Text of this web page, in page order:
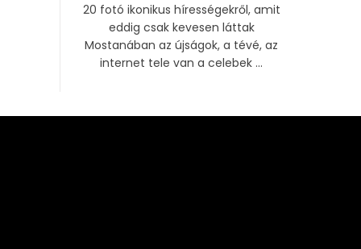
20 fotó ikonikus hírességekről, amit
eddig csak kevesen láttak
Mostanában az újságok, a tévé, az
internet tele van a celebek ...